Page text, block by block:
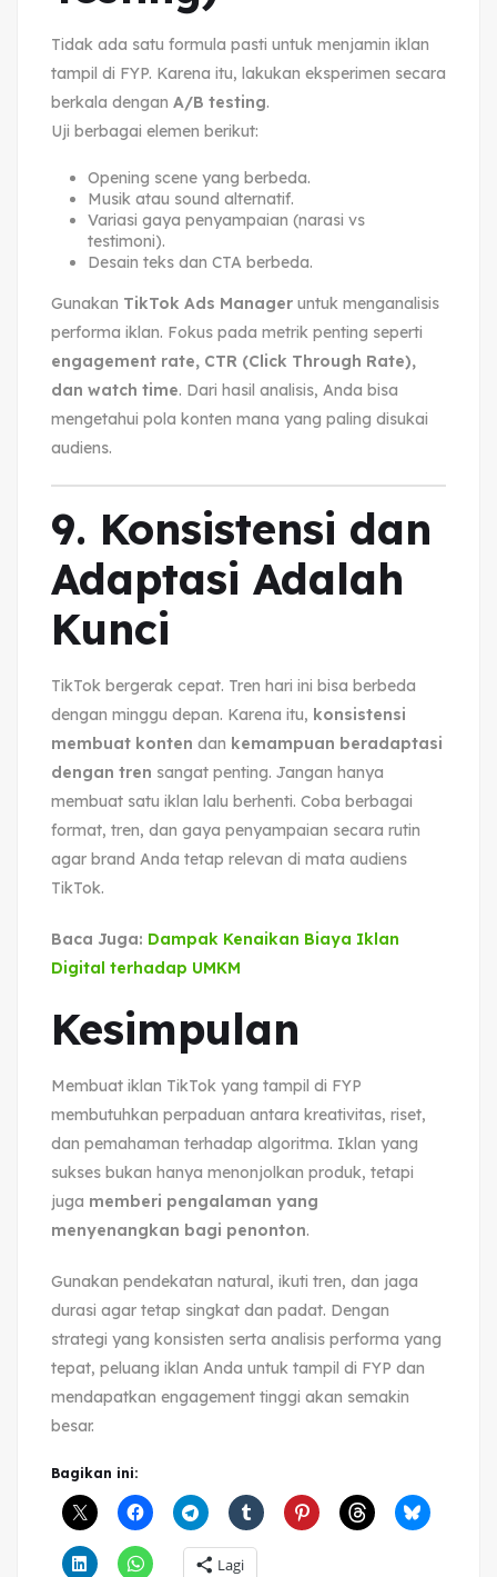
Tidak ada satu formula pasti untuk menjamin iklan
tampil di FYP. Karena itu, lakukan eksperimen secara
berkala dengan A/B testing.
Uji berbagai elemen berikut:
Opening scene yang berbeda.
Musik atau sound alternatif.
Variasi gaya penyampaian (narasi vs
testimoni).
Desain teks dan CTA berbeda.
Gunakan TikTok Ads Manager untuk menganalisis
performa iklan. Fokus pada metrik penting seperti
engagement rate, CTR (Click Through Rate),
dan watch time. Dari hasil analisis, Anda bisa
mengetahui pola konten mana yang paling disukai
audiens.
9. Konsistensi dan
Adaptasi Adalah
Kunci
TikTok bergerak cepat. Tren hari ini bisa berbeda
dengan minggu depan. Karena itu, konsistensi
membuat konten dan kemampuan beradaptasi
dengan tren sangat penting. Jangan hanya
membuat satu iklan lalu berhenti. Coba berbagai
format, tren, dan gaya penyampaian secara rutin
agar brand Anda tetap relevan di mata audiens
TikTok.
Baca Juga: Dampak Kenaikan Biaya Iklan
Digital terhadap UMKM
Kesimpulan
Membuat iklan TikTok yang tampil di FYP
membutuhkan perpaduan antara kreativitas, riset,
dan pemahaman terhadap algoritma. Iklan yang
sukses bukan hanya menonjolkan produk, tetapi
juga memberi pengalaman yang
menyenangkan bagi penonton.
Gunakan pendekatan natural, ikuti tren, dan jaga
durasi agar tetap singkat dan padat. Dengan
strategi yang konsisten serta analisis performa yang
tepat, peluang iklan Anda untuk tampil di FYP dan
mendapatkan engagement tinggi akan semakin
besar.
Bagikan ini:
Lagi